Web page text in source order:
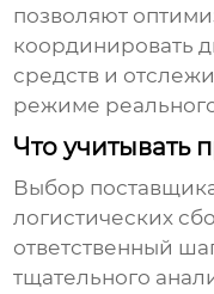
позволяют
координировать
средств и
режиме
Что учитывать
Выбор
логистических
ответственный
тщательного